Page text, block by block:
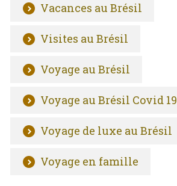
Vacances au Brésil
Visites au Brésil
Voyage au Brésil
Voyage au Brésil Covid 19
Voyage de luxe au Brésil
Voyage en famille